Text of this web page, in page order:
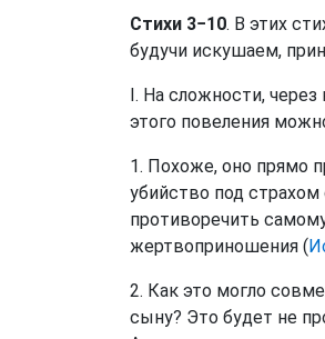
Стихи 3−10. В этих
будучи искушаем,
I. На сложности,
этого повеления
1. Похоже, оно прямо
убийство под страхом
противоречить
жертвоприношения (
2. Как это могло
сыну? Это будет не